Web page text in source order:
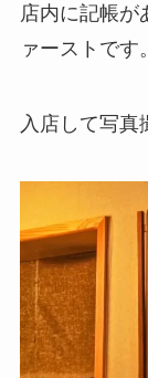
店内に記帳が
ァーストです。
入店して写真